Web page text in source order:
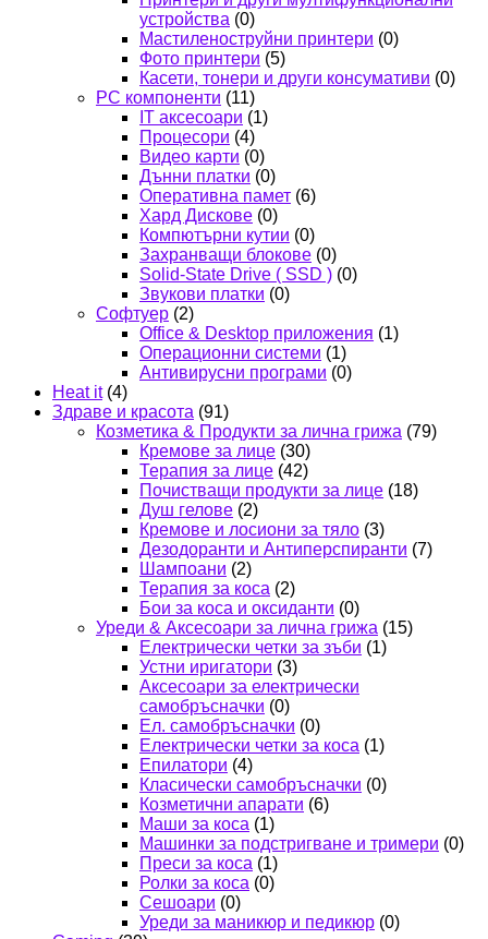
устройства (0)
Мастиленоструйни принтери (0)
Фото принтери (5)
Касети, тонери и други консумативи (0)
PC компоненти (11)
IT аксесоари (1)
Процесори (4)
Видео карти (0)
Дънни платки (0)
Оперативна памет (6)
Хард Дискове (0)
Компютърни кутии (0)
Захранващи блокове (0)
Solid-State Drive ( SSD ) (0)
Звукови платки (0)
Софтуер (2)
Office & Desktop приложения (1)
Операционни системи (1)
Антивирусни програми (0)
Heat it (4)
Здраве и красота (91)
Козметика & Продукти за лична грижа (79)
Кремове за лице (30)
Терапия за лице (42)
Почистващи продукти за лице (18)
Душ гелове (2)
Кремове и лосиони за тяло (3)
Дезодоранти и Антиперспиранти (7)
Шампоани (2)
Терапия за коса (2)
Бои за коса и оксиданти (0)
Уреди & Аксесоари за лична грижа (15)
Електрически четки за зъби (1)
Устни иригатори (3)
Аксесоари за електрически
самобръсначки (0)
Ел. самобръсначки (0)
Електрически четки за коса (1)
Епилатори (4)
Класически самобръсначки (0)
Козметични апарати (6)
Маши за коса (1)
Машинки за подстригване и тримери (0)
Преси за коса (1)
Ролки за коса (0)
Сешоари (0)
Уреди за маникюр и педикюр (0)